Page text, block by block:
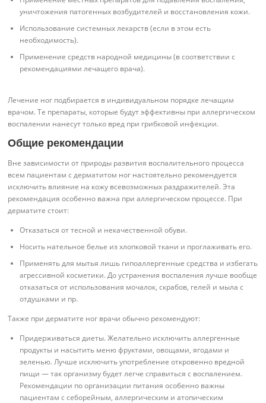
уничтожения патогенных возбудителей и восстановления кожи.
Использование системных лекарств (если в этом есть
необходимость).
Применение средств народной медицины (в соответствии с
рекомендациями лечащего врача).
Лечение ног подбирается в индивидуальном порядке лечащим
врачом. Те препараты, которые будут эффективны при аллергическом
воспалении нанесут только вред при грибковой инфекции.
Общие рекомендации
Вне зависимости от природы развития воспалительного процесса
всем пациентам с дерматитом ног настоятельно рекомендуется
исключить влияние на кожу всевозможных раздражителей. Эта
рекомендация особенно важна при аллергическом процессе. При
дерматите стоит:
Отказаться от тесной и некачественной обуви.
Носить нательное белье из хлопковой ткани и проглаживать его.
Применять для мытья лишь гипоаллергенные средства и избегать
агрессивной косметики. До устранения воспаления лучше вообще
отказаться от использования мочалок, скрабов, гелей и мыла с
отдушками и пр.
Также при дерматите ног врачи обычно рекомендуют:
Придерживаться диеты. Желательно исключить аллергенные
продукты и насытить меню фруктами, овощами, ягодами и
зеленью. Лучше исключить употребление откровенно вредной
пищи — так организму будет легче справиться с воспалением.
Рекомендации по организации питания особенно важны
пациентам с себорейным, аллергическим и атопическим